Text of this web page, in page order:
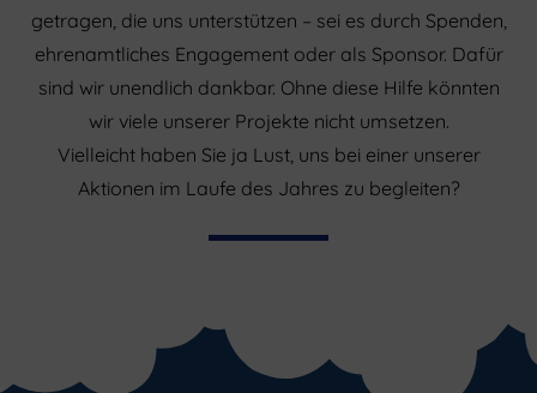
getragen, die uns unterstützen – sei es durch Spenden,
ehrenamtliches Engagement oder als Sponsor. Dafür
sind wir unendlich dankbar. Ohne diese Hilfe könnten
wir viele unserer Projekte nicht umsetzen.
Vielleicht haben Sie ja Lust, uns bei einer unserer
Aktionen im Laufe des Jahres zu begleiten?